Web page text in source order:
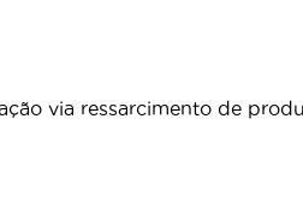
via ressarcimento de